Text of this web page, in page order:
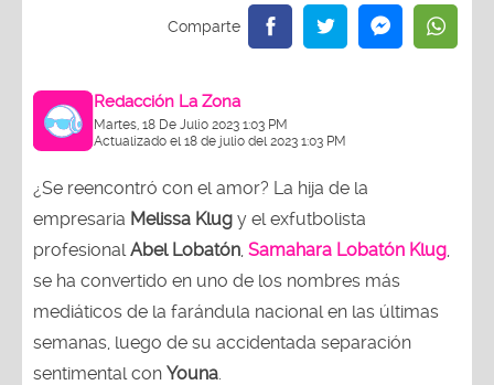
Redacción La Zona
Martes, 18 De Julio 2023 1:03 PM
Actualizado el 18 de julio del 2023 1:03 PM
¿Se reencontró con el amor? La hija de la
empresaria Melissa Klug y el exfutbolista
profesional Abel Lobatón Samahara Lobatón Klug
se ha convertido en uno de los nombres más
mediáticos de la farándula nacional en las últimas
semanas, luego de su accidentada separación
sentimental con Youna